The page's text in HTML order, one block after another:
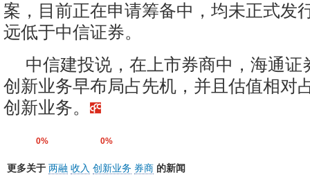
案，目前正在申请筹备中，均未正式发
远低于中信证券。
中信建投说，在上市券商中，海通证
创新业务早布局占先机，并且估值相对
创新业务。
0% 0%
更多关于 两融 收入 创新业务 券商 的新闻